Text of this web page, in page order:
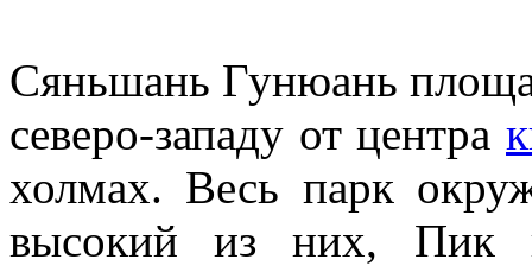
Сяньшань Гунюань
северо-западу от центра
холмах. Весь парк
высокий из них, Пик